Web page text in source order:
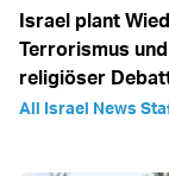
Israel plant
Terrorismus
religiöser
All Israel News